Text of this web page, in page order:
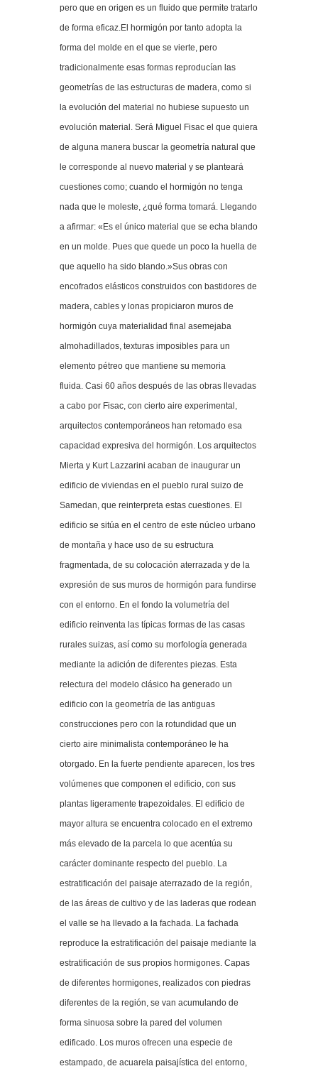
pero que en origen es un fluido que permite tratarlo
de forma eficaz.El hormigón por tanto adopta la
forma del molde en el que se vierte, pero
tradicionalmente esas formas reproducían las
geometrías de las estructuras de madera, como si
la evolución del material no hubiese supuesto un
evolución material. Será Miguel Fisac el que quiera
de alguna manera buscar la geometría natural que
le corresponde al nuevo material y se planteará
cuestiones como; cuando el hormigón no tenga
nada que le moleste, ¿qué forma tomará. Llegando
a afirmar: «Es el único material que se echa blando
en un molde. Pues que quede un poco la huella de
que aquello ha sido blando.»Sus obras con
encofrados elásticos construidos con bastidores de
madera, cables y lonas propiciaron muros de
hormigón cuya materialidad final asemejaba
almohadillados, texturas imposibles para un
elemento pétreo que mantiene su memoria
fluida. Casi 60 años después de las obras llevadas
a cabo por Fisac, con cierto aire experimental,
arquitectos contemporáneos han retomado esa
capacidad expresiva del hormigón. Los arquitectos
Mierta y Kurt Lazzarini acaban de inaugurar un
edificio de viviendas en el pueblo rural suizo de
Samedan, que reinterpreta estas cuestiones. El
edificio se sitúa en el centro de este núcleo urbano
de montaña y hace uso de su estructura
fragmentada, de su colocación aterrazada y de la
expresión de sus muros de hormigón para fundirse
con el entorno. En el fondo la volumetría del
edificio reinventa las típicas formas de las casas
rurales suizas, así como su morfología generada
mediante la adición de diferentes piezas. Esta
relectura del modelo clásico ha generado un
edificio con la geometría de las antiguas
construcciones pero con la rotundidad que un
cierto aire minimalista contemporáneo le ha
otorgado. En la fuerte pendiente aparecen, los tres
volúmenes que componen el edificio, con sus
plantas ligeramente trapezoidales. El edificio de
mayor altura se encuentra colocado en el extremo
más elevado de la parcela lo que acentúa su
carácter dominante respecto del pueblo. La
estratificación del paisaje aterrazado de la región,
de las áreas de cultivo y de las laderas que rodean
el valle se ha llevado a la fachada. La fachada
reproduce la estratificación del paisaje mediante la
estratificación de sus propios hormigones. Capas
de diferentes hormigones, realizados con piedras
diferentes de la región, se van acumulando de
forma sinuosa sobre la pared del volumen
edificado. Los muros ofrecen una especie de
estampado, de acuarela paisajística del entorno,